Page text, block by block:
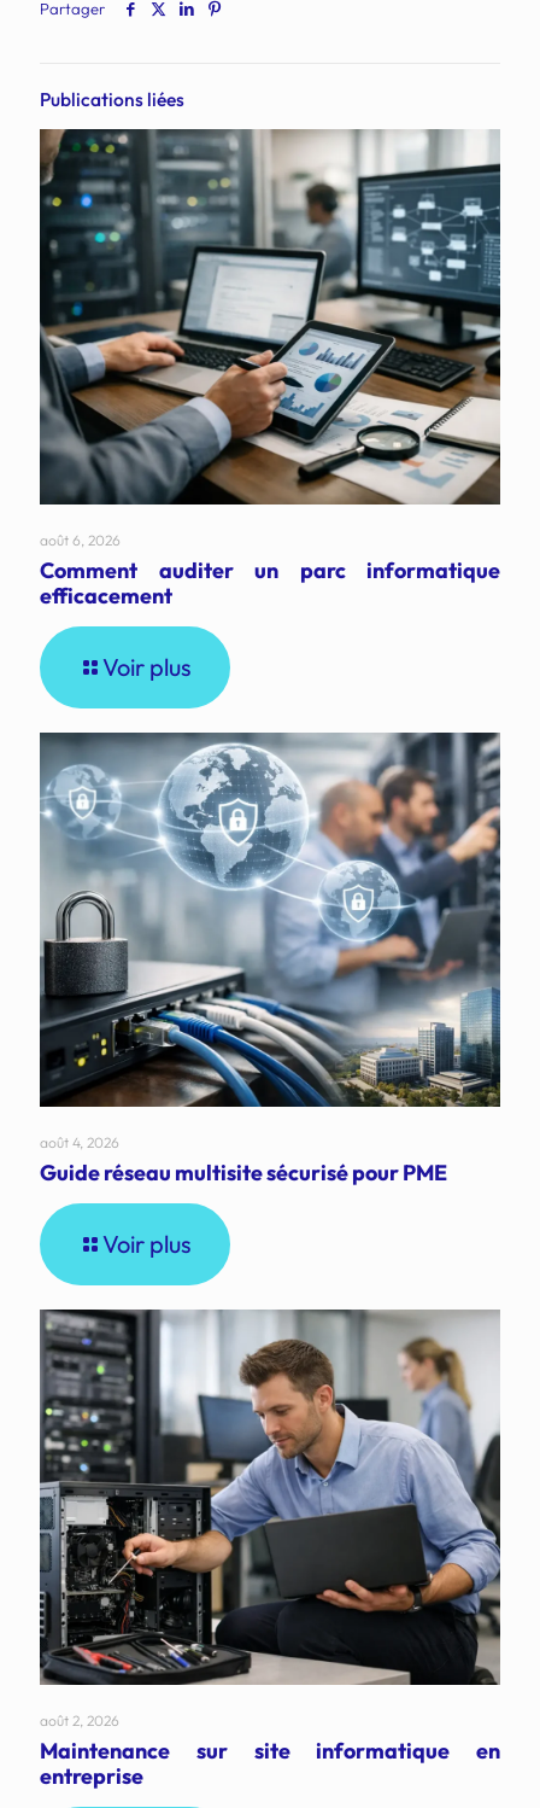
Partager
Publications liées
août 6, 2026
Comment auditer un parc informatique
efficacement
Voir plus
août 4, 2026
Guide réseau multisite sécurisé pour PME
Voir plus
août 2, 2026
Maintenance sur site informatique en
entreprise